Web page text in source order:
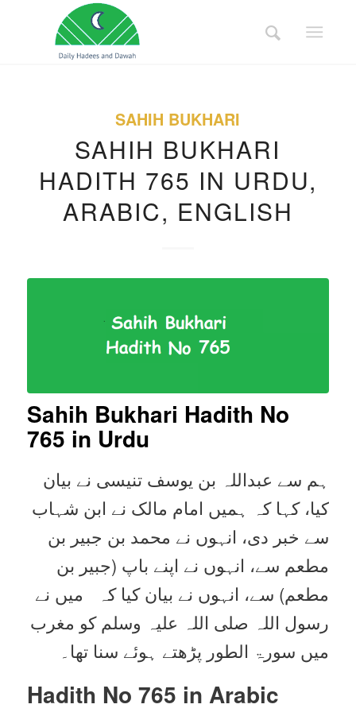
SAHIH BUKHARI
SAHIH BUKHARI
HADITH 765 IN URDU,
ARABIC, ENGLISH
Sahih Bukhari Hadith No
765 in Urdu
ہم سے عبداللہ بن یوسف تنیسی نے بیان
کیا، کہا کہ ہمیں امام مالک نے ابن شہاب
سے خبر دی، انہوں نے محمد بن جبیر بن
مطعم سے، انہوں نے اپنے باپ (جبیر بن
مطعم) سے، انہوں نے بیان کیا کہ میں نے
رسول اللہ صلی اللہ علیہ وسلم کو مغرب
میں سورۃ الطور پڑھتے ہوئے سنا تھا۔
Hadith No 765 in Arabic